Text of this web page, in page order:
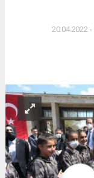
20.04.2022